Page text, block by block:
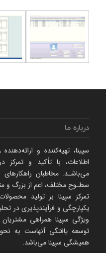
درباره ما
سپینا، تهیه‌كننده و
اطلاعات، با تأكید و تمركز
می‌باشـد. مخاطبان
سطـوح مختلف، اعم از بزرگ
تمرکز سپینا بر تولید
یکپارچگی و فرآیندپذیری در
ویژگی سپینا همراهی
توسعه یافتگی آنهاست به
همیشگی سپینا می‌باشد.